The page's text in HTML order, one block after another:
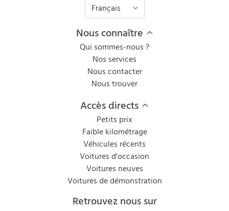
Français
Nous connaître
Qui sommes-nous ?
Nos services
Nous contacter
Nous trouver
Accès directs
Petits prix
Faible kilométrage
Véhicules récents
Voitures d'occasion
Voitures neuves
Voitures de démonstration
Retrouvez nous sur